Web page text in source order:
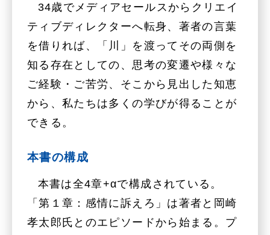
34歳でメディアセールスからクリエイ
ティブディレクターへ転身、著者の言葉
を借りれば、「川」を渡ってその両側を
知る存在としての、思考の変遷や様々な
ご経験・ご苦労、そこから見出した知恵
から、私たちは多くの学びが得ることが
できる。
本書の構成
本書は全4章+αで構成されている。
「第１章：感情に訴えろ」は著者と岡崎
孝太郎氏とのエピソードから始まる。プ